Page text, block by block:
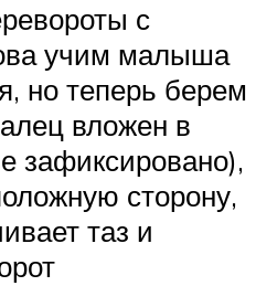
с
учим малыша
но теперь берем
вложен в
зафиксировано),
сторону,
таз и